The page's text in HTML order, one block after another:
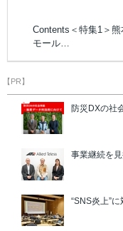
Contents＜特集1＞
モール…
【PR】
防災DXの社
事業継続を
“SNS炎上”